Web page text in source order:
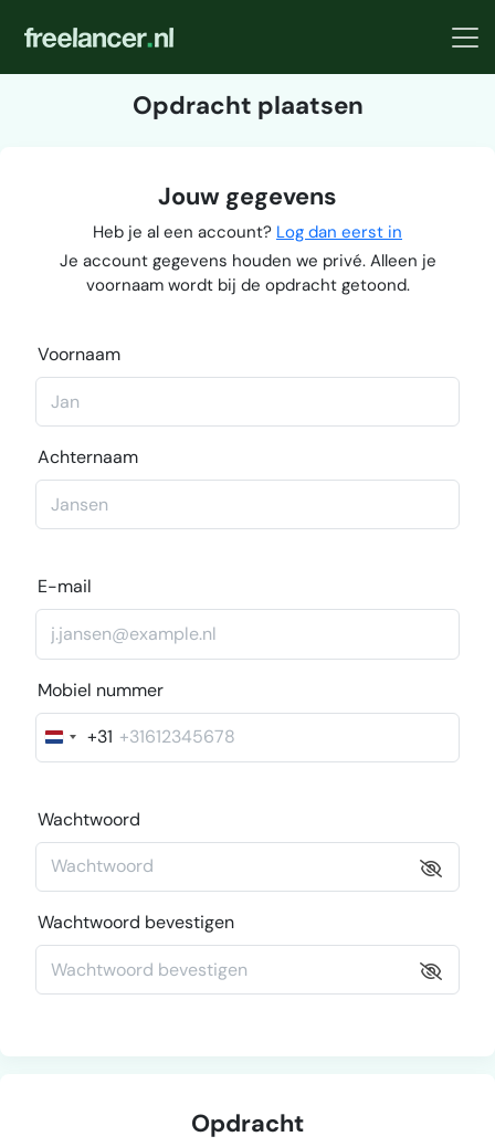
Opdracht plaatsen
Jouw gegevens
Heb je al een account? Log dan eerst in
Je account gegevens houden we privé. Alleen je
voornaam wordt bij de opdracht getoond.
Voornaam
Achternaam
E-mail
Mobiel nummer
Nederland
+31
+31
Wachtwoord
Wachtwoord bevestigen
Opdracht